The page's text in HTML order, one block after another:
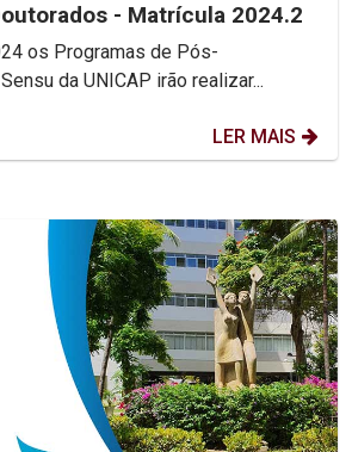
- Matrícula 2024.2
os Programas de Pós-
da UNICAP irão realizar...
LER MAIS